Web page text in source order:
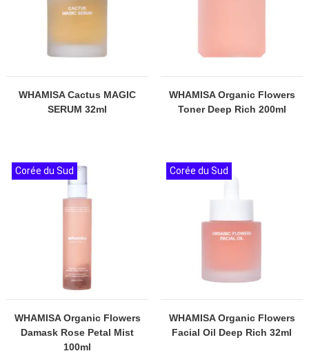
WHAMISA Cactus MAGIC
SERUM 32ml
WHAMISA Organic Flowers
Toner Deep Rich 200ml
WHAMISA Organic Flowers
Damask Rose Petal Mist
100ml
Corée du Sud
WHAMISA Organic Flowers
Facial Oil Deep Rich 32ml
Corée du Sud